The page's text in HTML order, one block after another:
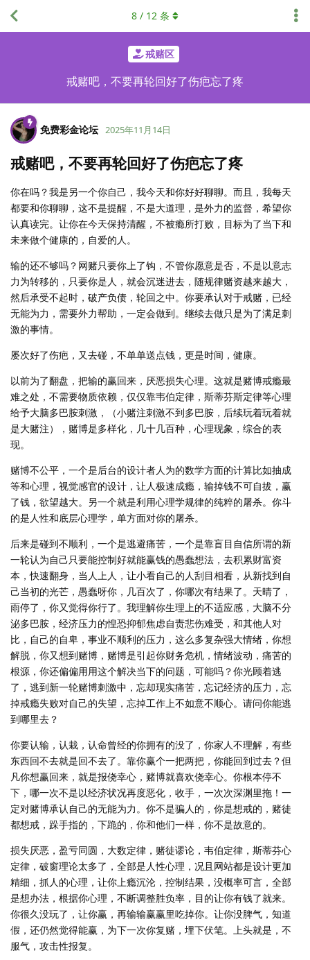
戒赌区
戒赌吧，不要再轮回好了伤疤忘了疼
8 / 12 条
免费彩金论坛 2025年11月14日
戒赌吧，不要再轮回好了伤疤忘了疼
你在吗？我是另一个你自己，我今天和你好好聊聊。而且，我每天
都要和你聊聊，这不是提醒，不是大道理，是外力的监督，希望你
认真读完。让你在今天保持清醒，不被瘾所打败，目标为了当下和
未来做个健康的，自爱的人。
输的还不够吗？网赌只要你上了钩，不管你愿意是否，不是以意志
力为转移的，只要你是人，就会沉迷进去，随规律赌资越来越大，
然后承受不起时，破产负债，轮回之中。你要承认对于戒赌，已经
无能为力，需要外力帮助，一定会做到。继续去做只是为了满足刺
激的事情。
屡次好了伤疤，又去碰，不单单送点钱，更是时间，健康。
以前为了翻盘，把输的赢回来，厌恶损失心理。这就是赌博戒瘾最
难之处，不需要物质依赖，仅仅靠韦伯定律，斯蒂芬斯定律等心理
给予大脑多巴胺刺激，（小赌注刺激不到多巴胺，后续玩着玩着就
是大赌注），赌博是多样化，几十几百种，心理现象，综合的表
现。
赌博不公平，一个是后台的设计者人为的数学方面的计算比如抽成
等和心理，视觉感官的设计，让人极速成瘾，输掉钱不可自拔，赢
了钱，欲望越大。另一个就是利用心理学规律的纯粹的屠杀。你斗
的是人性和底层心理学，单方面对你的屠杀。
后来是碰到不顺利，一个是逃避痛苦，一个是靠盲目自信所谓的新
一轮认为自己只要能控制好就能赢钱的愚蠢想法，去积累财富资
本，快速翻身，当人上人，让小看自己的人刮目相看，从新找到自
己当初的光芒，愚蠢呀你，几百次了，你哪次有结果了。天晴了，
雨停了，你又觉得你行了。我理解你生理上的不适应感，大脑不分
泌多巴胺，经济压力的惶恐抑郁焦虑自责悲伤难受，和其他人对
比，自己的自卑，事业不顺利的压力，这么多复杂强大情绪，你想
解脱，你又想到赌博，赌博是引起你财务危机，情绪波动，痛苦的
根源，你还偏偏用用这个解决当下的问题，可能吗？你光顾着逃
了，逃到新一轮赌博刺激中，忘却现实痛苦，忘记经济的压力，忘
掉戒瘾失败对自己的失望，忘掉工作上不如意不顺心。请问你能逃
到哪里去？
你要认输，认栽，认命曾经的你拥有的没了，你家人不理解，有些
东西回不去就是回不去了。靠你赢个一把两把，你能回到过去？但
凡你想赢回来，就是报侥幸心，赌博就喜欢侥幸心。你根本停不
下，哪一次不是以经济状况再度恶化，收手，一次次深渊里拖！一
定对赌博承认自己的无能为力。你不是骗人的，你是想戒的，赌徒
都想戒，跺手指的，下跪的，你和他们一样，你不是故意的。
损失厌恶，盈亏同圆，大数定律，赌徒谬论，韦伯定律，斯蒂芬心
定律，破窗理论太多了，全部是人性心理，况且网站都是设计更加
精细，抓人的心理，让你上瘾沉沦，控制结果，没概率可言，全部
是想办法，根据你心理，不断调整胜负率，目的让你有钱了就来。
你很久没玩了，让你赢，再输输赢赢里吃掉你。让你没脾气，知道
假，还仍然觉得能赢，为下一次你复赌，埋下伏笔。上头就是，不
服气，攻击性报复。